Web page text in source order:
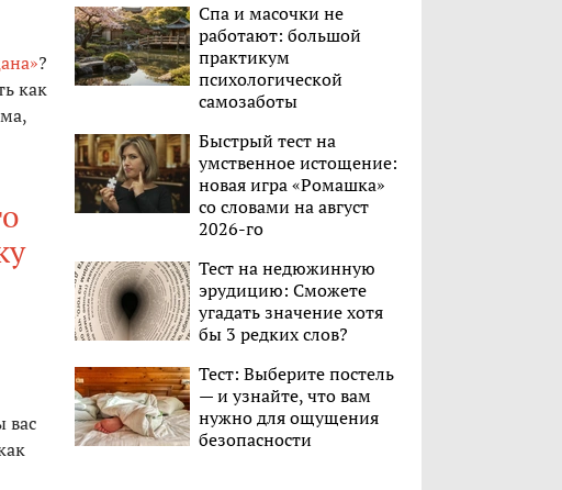
?
как
вас
Спа и масочки не
работают: большой
практикум
психологической
самозаботы
Быстрый тест на
умственное истощение:
новая игра «Ромашка»
со словами на август
2026-го
Тест на недюжинную
эрудицию: Сможете
угадать значение хотя
бы 3 редких слов?
Тест: Выберите постель
— и узнайте, что вам
нужно для ощущения
безопасности